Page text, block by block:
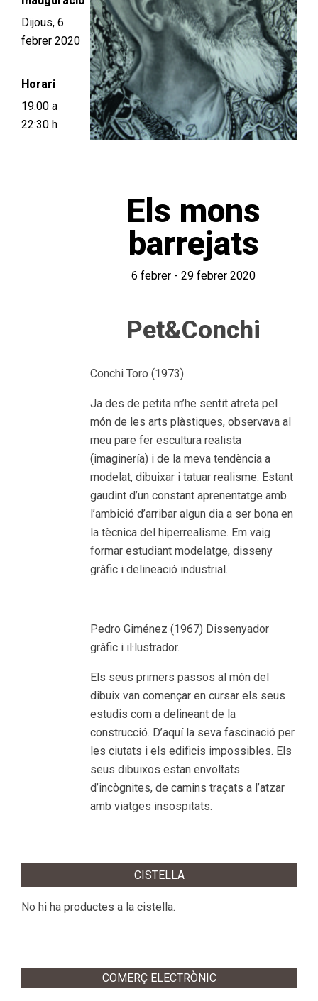
Dijous, 6
febrer 2020
Horari
19:00 a
22:30 h
Els mons
barrejats
6 febrer - 29 febrer 2020
Pet&Conchi
Conchi Toro (1973)
Ja des de petita m’he sentit atreta pel
món de les arts plàstiques, observava al
meu pare fer escultura realista
(imaginería) i de la meva tendència a
modelat, dibuixar i tatuar realisme. Estant
gaudint d’un constant aprenentatge amb
l’ambició d’arribar algun dia a ser bona en
la tècnica del hiperrealisme. Em vaig
formar estudiant modelatge, disseny
gràfic i delineació industrial.
Pedro Giménez (1967) Dissenyador
gràfic i il·lustrador.
Els seus primers passos al món del
dibuix van començar en cursar els seus
estudis com a delineant de la
construcció. D’aquí la seva fascinació per
les ciutats i els edificis impossibles. Els
seus dibuixos estan envoltats
d’incògnites, de camins traçats a l’atzar
amb viatges insospitats.
CISTELLA
No hi ha productes a la cistella.
COMERÇ ELECTRÒNIC